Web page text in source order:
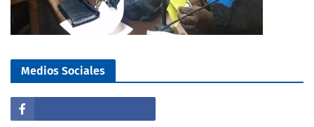
Medios Sociales